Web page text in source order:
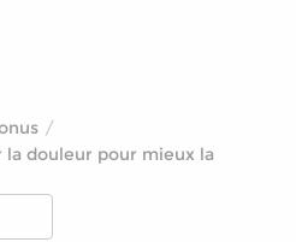
douleur pour mieux la